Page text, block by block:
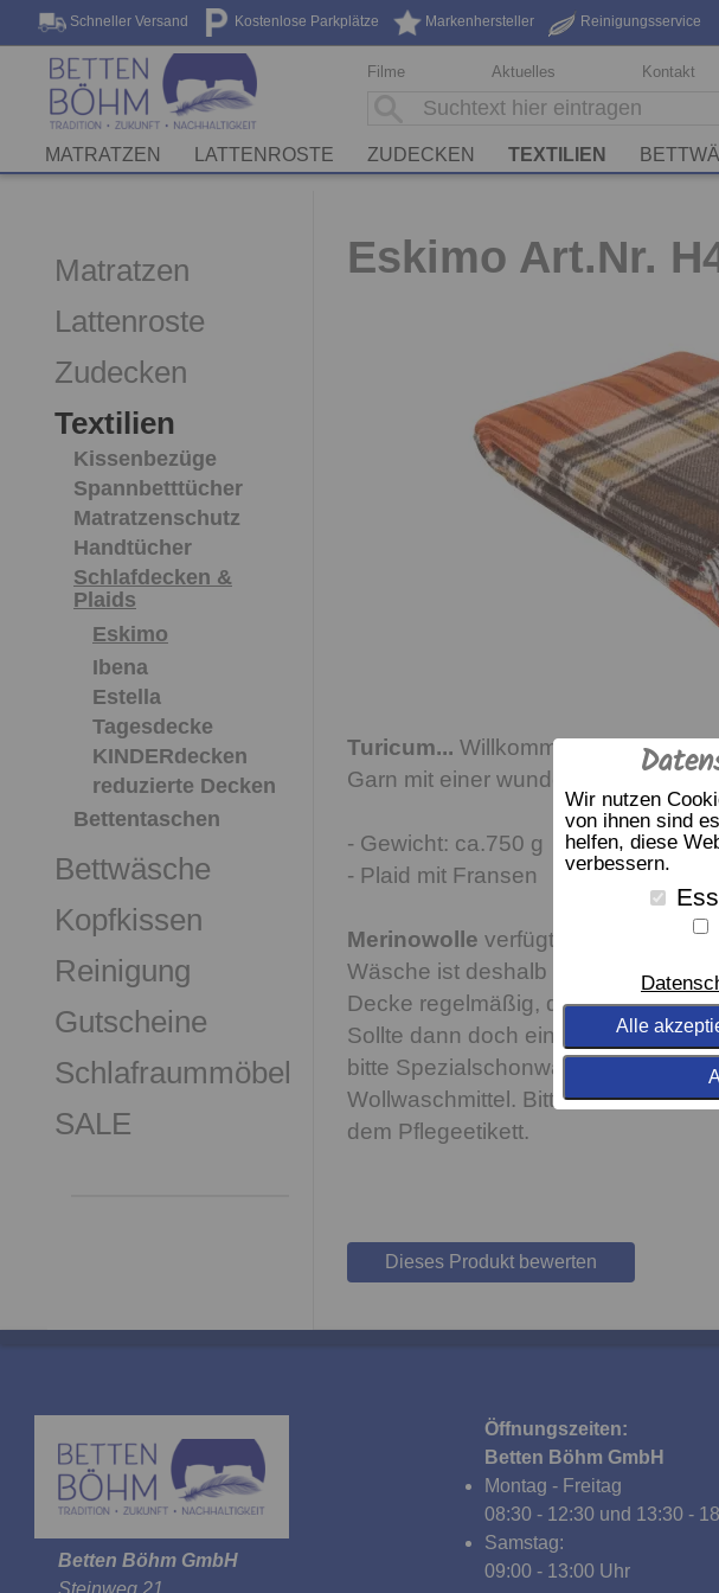
Wir nutzen
von ihnen sind
helfen, diese
verbessern.
Alle
Schneller Versand Kostenlose Parkplätze Markenhersteller Reinigungsservice
Filme Aktuelles Kontakt
MATRATZEN LATTENROSTE ZUDECKEN TEXTILIEN
Matratzen
Lattenroste
Zudecken
Textilien
Kissenbezüge
Spannbetttücher
Matratzenschutz
Handtücher
Schlafdecken &
Plaids
Eskimo
Ibena
Estella
Tagesdecke
KINDERdecken
reduzierte Decken
Bettentaschen
Bettwäsche
Kopfkissen
Reinigung
Gutscheine
Schlafraummöbel
SALE
Eskimo Art.Nr.
Turicum... Willkommen in der
Garn mit einer wunderbaren Haptik.
- Gewicht: ca.750 g
- Plaid mit Fransen
Merinowolle verfügt über eine hohe
Wäsche ist deshalb nur in seltenen
Decke regelmäßig, dann haben
Sollte dann doch einmal eine
bitte Spezialschonwaschgang 30° C
Wollwaschmittel. Bitte beachten Sie
dem Pflegeetikett.
Dieses Produkt bewerten
Betten Böhm GmbH
Steinweg 21
Öffnungszeiten:
Betten Böhm GmbH
Montag - Freitag
08:30 - 12:30 und 13:30 -
Samstag:
09:00 - 13:00 Uhr